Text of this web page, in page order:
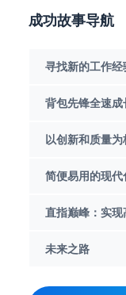
成功故事导航
寻找新的工作经
背包先锋全速成
以创新和质量为
简便易用的现
直指巅峰：实
未来之路